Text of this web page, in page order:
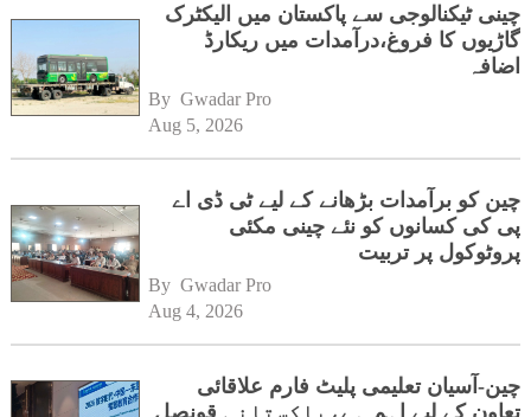
چینی ٹیکنالوجی سے پاکستان میں الیکٹرک
گاڑیوں کا فروغ،درآمدات میں ریکارڈ
اضافہ
By Gwadar Pro
Aug 5, 2026
چین کو برآمدات بڑھانے کے لیے ٹی ڈی اے
پی کی کسانوں کو نئے چینی مکئی
پروٹوکول پر تربیت
By Gwadar Pro
Aug 4, 2026
چین-آسیان تعلیمی پلیٹ فارم علاقائی
تعاون کے لیے اہم ہے،پاکستانی قونصل